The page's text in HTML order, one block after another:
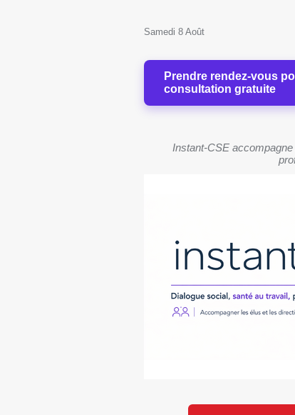
Samedi 8 Août
Prendre rendez-vous
consultation gratuite
Instant-CSE